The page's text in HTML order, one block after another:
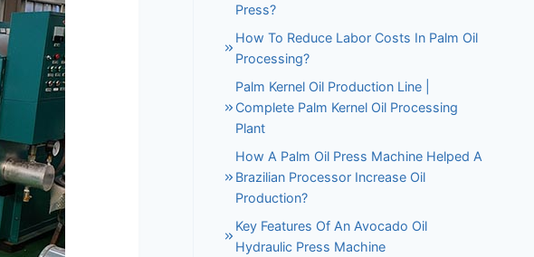
Press?
How To Reduce Labor Costs In Palm Oil
Processing?
Palm Kernel Oil Production Line |
Complete Palm Kernel Oil Processing
Plant
How A Palm Oil Press Machine Helped A
Brazilian Processor Increase Oil
Production?
Key Features Of An Avocado Oil
Hydraulic Press Machine